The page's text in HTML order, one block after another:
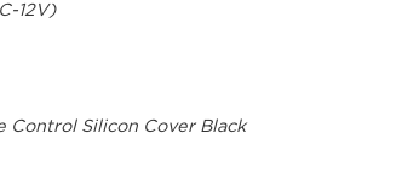
12V)
Control Silicon Cover Black